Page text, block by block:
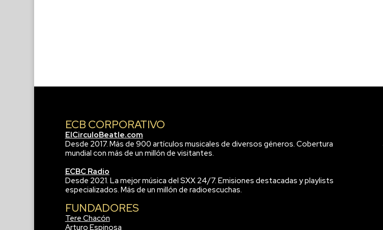
ECB CORPORATIVO
ElCirculoBeatle.com
Desde 2017. Más de 900 artículos musicales de diversos géneros. Cobertura
mundial con más de un millón de visitantes.
ECBC Radio
Desde 2021. La mejor música del SXX 24/7. Emisiones destacadas y playlists
especializados. Más de un millón de radioescuchas.
FUNDADORES
Tere Chacón
Arturo Espinosa